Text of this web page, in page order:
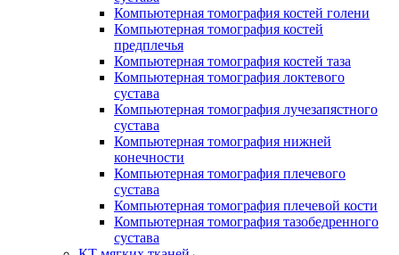
Компьютерная томография костей голени
Компьютерная томография костей
предплечья
Компьютерная томография костей таза
Компьютерная томография локтевого
сустава
Компьютерная томография лучезапястного
сустава
Компьютерная томография нижней
конечности
Компьютерная томография плечевого
сустава
Компьютерная томография плечевой кости
Компьютерная томография тазобедренного
сустава